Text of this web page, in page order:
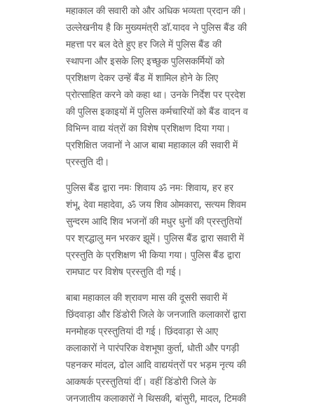
महाकाल की सवारी को और अधिक भव्यता प्रदान की।
उल्लेखनीय है कि मुख्यमंत्री डॉ.यादव ने पुलिस बैंड की
महत्ता पर बल देते हुए हर जिले में पुलिस बैंड की
स्थापना और इसके लिए इच्छुक पुलिसकर्मियों को
प्रशिक्षण देकर उन्हें बैंड में शामिल होने के लिए
प्रोत्साहित करने को कहा था। उनके निर्देश पर प्रदेश
की पुलिस इकाइयों में पुलिस कर्मचारियों को बैंड वादन व
विभिन्न वाद्य यंत्रों का विशेष प्रशिक्षण दिया गया।
प्रशिक्षित जवानों ने आज बाबा महाकाल की सवारी में
प्रस्तुति दी।
पुलिस बैंड द्वारा नमः शिवाय ॐ नमः शिवाय, हर हर
शंभू, देवा महादेवा, ॐ जय शिव ओमकारा, सत्यम शिवम
सुन्दरम आदि शिव भजनों की मधुर धुनों की प्रस्तुतियों
पर श्रद्धालु मन भरकर झूमें। पुलिस बैंड द्वारा सवारी में
प्रस्तुति के प्रशिक्षण भी किया गया। पुलिस बैंड द्वारा
रामघाट पर विशेष प्रस्तुति दी गई।
बाबा महाकाल की श्रावण मास की दूसरी सवारी में
छिंदवाड़ा और डिंडोरी जिले के जनजाति कलाकारों द्वारा
मनमोहक प्रस्तुतियां दी गई। छिंदवाड़ा से आए
कलाकारों ने पारंपरिक वेशभूषा कुर्ता, धोती और पगड़ी
पहनकर मांदल, ढोल आदि वाद्ययंत्रों पर भड़म नृत्य की
आकषर्क प्रस्तुतियां दीं। वहीं डिंडोरी जिले के
जनजातीय कलाकारों ने थिसकी, बांसुरी, मादल, टिमकी